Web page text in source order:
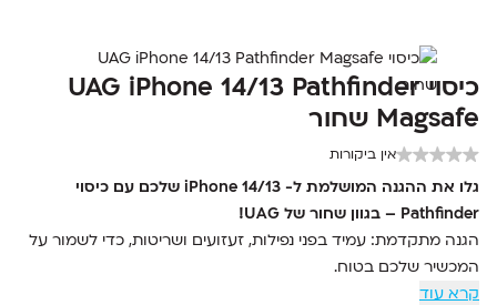
כיסוי UAG iPhone 14/13 Pathfinder
Magsafe שחור
אין ביקורות
גלו את ההגנה המושלמת ל- iPhone 14/13 שלכם עם כיסוי
Pathfinder – בגוון שחור של UAG!
הגנה מתקדמת: עמיד בפני נפילות, זעזועים ושריטות, כדי לשמור על
המכשיר שלכם בטוח.
קרא עוד